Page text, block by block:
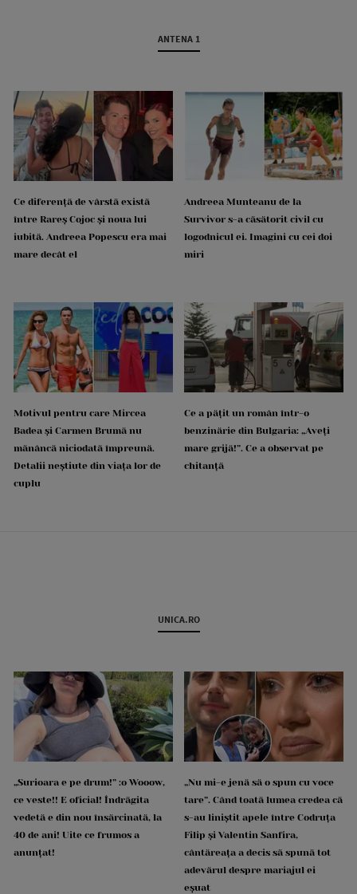
ANTENA 1
Ce diferență de vârstă există
între Rareș Cojoc și noua lui
iubită. Andreea Popescu era mai
mare decât el
Andreea Munteanu de la
Survivor s-a căsătorit civil cu
logodnicul ei. Imagini cu cei doi
miri
Motivul pentru care Mircea
Badea și Carmen Brumă nu
mănâncă niciodată împreună.
Detalii neștiute din viața lor de
cuplu
Ce a pățit un român într-o
benzinărie din Bulgaria: „Aveți
mare grijă!”. Ce a observat pe
chitanță
UNICA.RO
„Surioara e pe drum!” :o Wooow,
ce veste!! E oficial! Îndrăgita
vedetă e din nou însărcinată, la
40 de ani! Uite ce frumos a
anunțat!
„Nu mi-e jenă să o spun cu voce
tare”. Când toată lumea credea că
s-au liniștit apele între Codruța
Filip și Valentin Sanfira,
cântăreața a decis să spună tot
adevărul despre mariajul ei
eșuat